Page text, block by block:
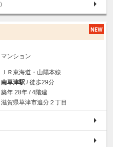
）
マンション
ＪＲ東海道・山陽本線
南草津駅 / 徒歩29分
築年 28年 / 4階建
滋賀県草津市追分２丁目